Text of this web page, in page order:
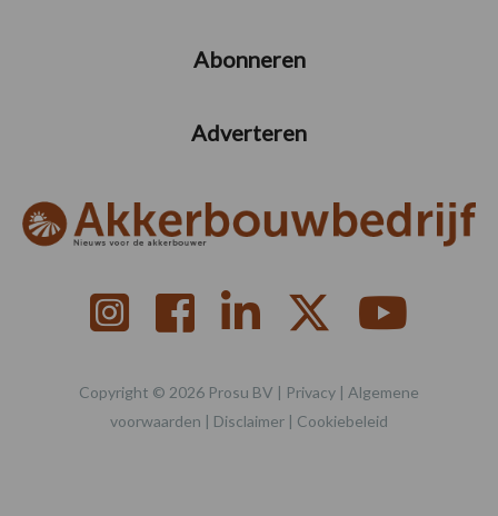
Abonneren
Adverteren
Copyright © 2026 Prosu BV | Privacy | Algemene
voorwaarden | Disclaimer | Cookiebeleid